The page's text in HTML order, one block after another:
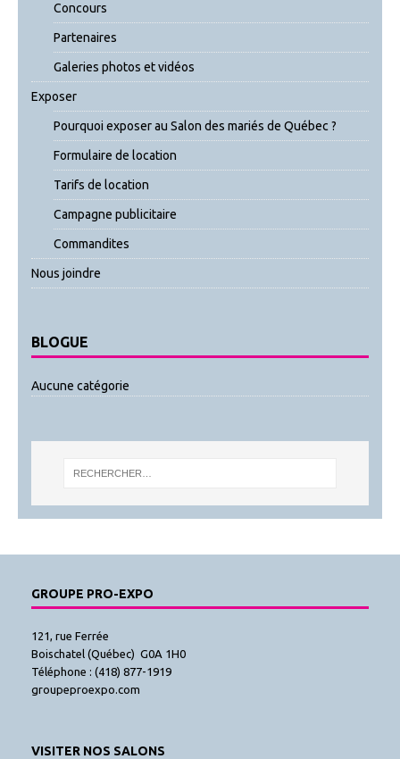
Concours
Partenaires
Galeries photos et vidéos
Exposer
Pourquoi exposer au Salon des mariés de Québec ?
Formulaire de location
Tarifs de location
Campagne publicitaire
Commandites
Nous joindre
BLOGUE
Aucune catégorie
GROUPE PRO-EXPO
121, rue Ferrée
Boischatel (Québec) G0A 1H0
Téléphone : (418) 877-1919
groupeproexpo.com
VISITER NOS SALONS